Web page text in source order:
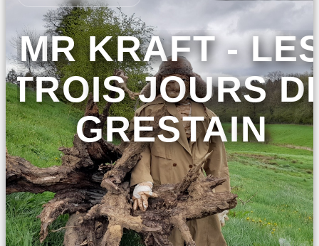
MR KRAFT -
TROIS JOURS
GRESTAIN